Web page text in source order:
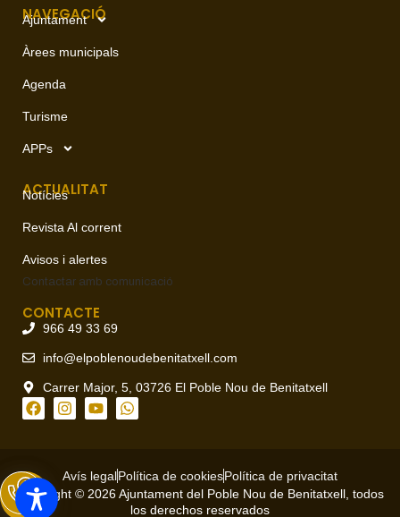
NAVEGACIÓ
Ajuntament
Àrees municipals
Agenda
Turisme
APPs
ACTUALITAT
Notícies
Revista Al corrent
Avisos i alertes
Contactar amb comunicació
CONTACTE
966 49 33 69
info@elpoblenoudebenitatxell.com
Carrer Major, 5, 03726 El Poble Nou de Benitatxell
Avís legalPolítica de cookiesPolítica de privacitat
Copyright © 2026 Ajuntament del Poble Nou de Benitatxell, todos
los derechos reservados